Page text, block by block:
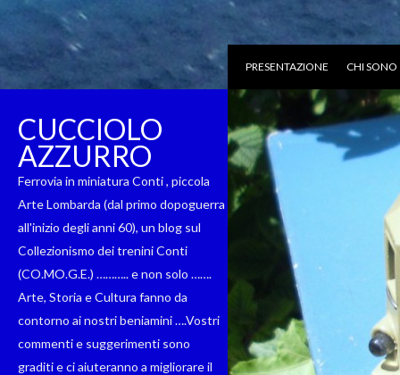
PRESENTAZIONE CHI SONO
CUCCIOLO
AZZURRO
Ferrovia in miniatura Conti , piccola
Arte Lombarda (dal primo dopoguerra
all'inizio degli anni 60), un blog sul
Collezionismo dei trenini Conti
(CO.MO.G.E.) ……….. e non solo …….
Arte, Storia e Cultura fanno da
contorno ai nostri beniamini ….Vostri
commenti e suggerimenti sono
graditi e ci aiuteranno a migliorare il